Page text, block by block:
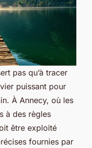
pas qu’à tracer
puissant pour
À Annecy, où les
à des règles
être exploité
fournies par